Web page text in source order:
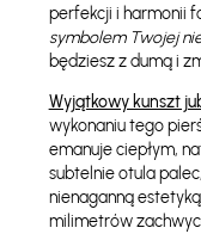
perfekcji i harmonii
symbolem Twojej
będziesz z dumą i
Wyjątkowy kunszt
wykonaniu tego
emanuje ciepłym,
subtelnie otula
nienaganną
milimetrów